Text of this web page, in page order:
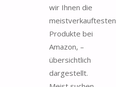
wir Ihnen die
meistverkauftesten
Produkte bei
Amazon, –
übersichtlich
dargestellt.